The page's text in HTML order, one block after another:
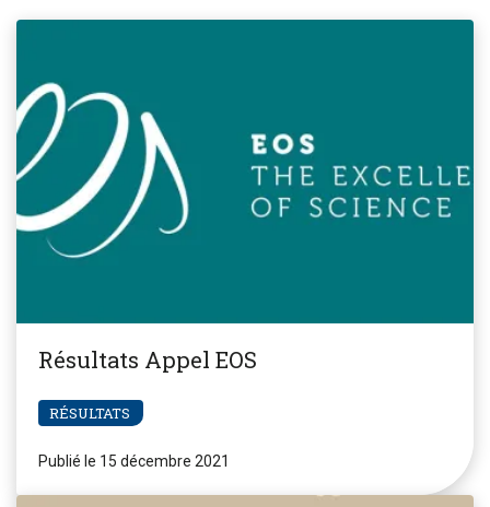
Résultats Appel EOS
RÉSULTATS
Publié le 15 décembre 2021